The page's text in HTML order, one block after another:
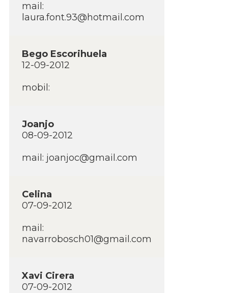
mail:
laura.font.93@hotmail.com
Bego Escorihuela
12-09-2012
mobil:
Joanjo
08-09-2012
mail: joanjoc@gmail.com
Celina
07-09-2012
mail:
navarrobosch01@gmail.com
Xavi Cirera
07-09-2012